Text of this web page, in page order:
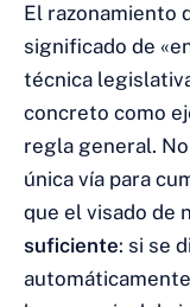
El razonamiento
significado de
técnica
concreto como
regla general.
única vía para
que el visado de
suficiente: si se